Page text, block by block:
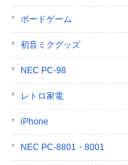
ボードゲーム
初音ミクグッズ
NEC PC-98
レトロ家電
iPhone
NEC PC-8801・8001